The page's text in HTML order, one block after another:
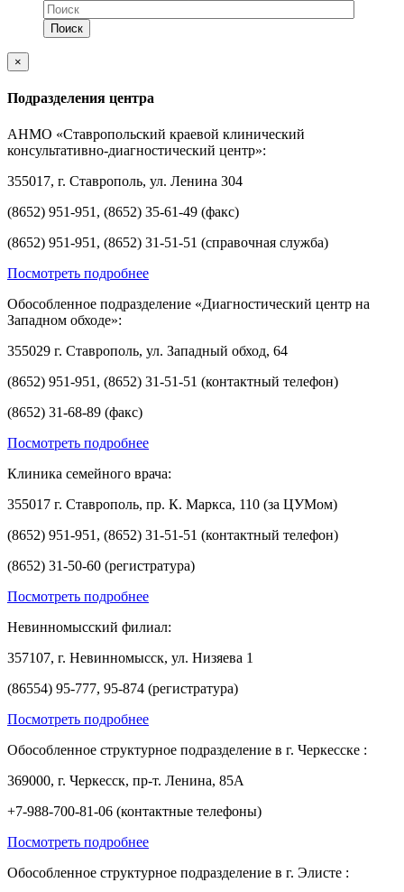
×
Подразделения центра
АНМО «Ставропольский краевой клинический
консультативно-диагностический центр»:
355017, г. Ставрополь, ул. Ленина 304
(8652) 951-951, (8652) 35-61-49 (факс)
(8652) 951-951, (8652) 31-51-51 (справочная служба)
Посмотреть подробнее
Обособленное подразделение «Диагностический центр на
Западном обходе»:
355029 г. Ставрополь, ул. Западный обход, 64
(8652) 951-951, (8652) 31-51-51 (контактный телефон)
(8652) 31-68-89 (факс)
Посмотреть подробнее
Клиника семейного врача:
355017 г. Ставрополь, пр. К. Маркса, 110 (за ЦУМом)
(8652) 951-951, (8652) 31-51-51 (контактный телефон)
(8652) 31-50-60 (регистратура)
Посмотреть подробнее
Невинномысский филиал:
357107, г. Невинномысск, ул. Низяева 1
(86554) 95-777, 95-874 (регистратура)
Посмотреть подробнее
Обособленное структурное подразделение в г. Черкесске :
369000, г. Черкесск, пр-т. Ленина, 85А
+7-988-700-81-06 (контактные телефоны)
Посмотреть подробнее
Обособленное структурное подразделение в г. Элисте :